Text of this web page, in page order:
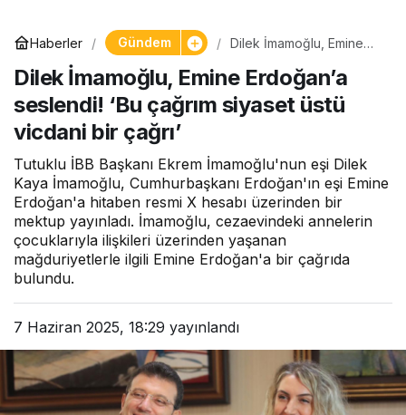
Haberler Gündem
Dilek İmamoğlu, Emine
çağrım siyaset üstü
vicdani bir çağrı’
Dilek İmamoğlu, Emine Erdoğan’a
seslendi! ‘Bu çağrım siyaset üstü
vicdani bir çağrı’
Tutuklu İBB Başkanı Ekrem İmamoğlu'nun eşi Dilek
Kaya İmamoğlu, Cumhurbaşkanı Erdoğan'ın eşi Emine
Erdoğan'a hitaben resmi X hesabı üzerinden bir
mektup yayınladı. İmamoğlu, cezaevindeki annelerin
çocuklarıyla ilişkileri üzerinden yaşanan
mağduriyetlerle ilgili Emine Erdoğan'a bir çağrıda
bulundu.
7 Haziran 2025, 18:29 yayınlandı